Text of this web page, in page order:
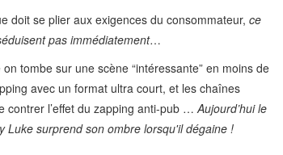
doit se plier aux exigences du consommateur, ce
pas immédiatement…
tombe sur une scène “intéressante” en moins de
avec un format ultra court, et les chaînes
contrer l’effet du zapping anti-pub …Aujourd’hui le
Luke surprend son ombre lorsqu'il dégaine !